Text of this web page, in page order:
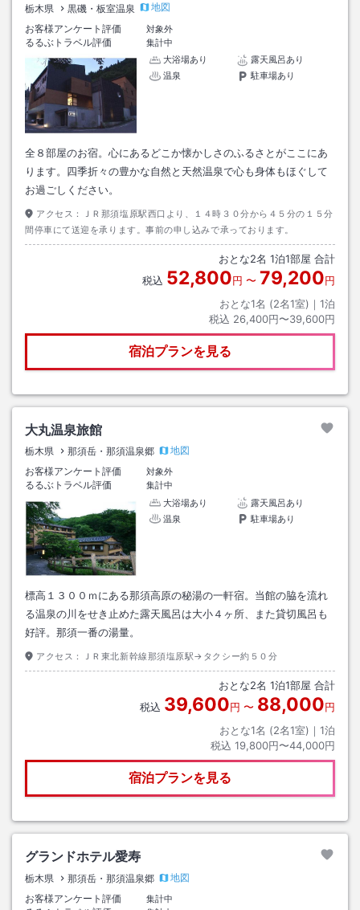
栃木県 黒磯・板室温泉
地図
お客様アンケート評価
対象外
るるぶトラベル評価
集計中
大浴場あり
露天風呂あり
温泉
駐車場あり
全８部屋のお宿。心にあるどこか懐かしさのふるさとがここにあ
ります。四季折々の豊かな自然と天然温泉で心も身体もほぐして
お過ごしください。
アクセス：
ＪＲ那須塩原駅西口より、１４時３０分から４５分の１５分
間停車にて送迎を承ります。事前の申し込みで承っております。
おとな2名 1泊1部屋 合計
税込 52,800円 〜 79,200円
おとな1名 (2名1室)｜ 1泊
税込 26,400円〜39,600円
宿泊プランを見る
大丸温泉旅館
栃木県 那須岳・那須温泉郷
地図
お客様アンケート評価
対象外
るるぶトラベル評価
集計中
大浴場あり
露天風呂あり
温泉
駐車場あり
標高１３００ｍにある那須高原の秘湯の一軒宿。当館の脇を流れ
る温泉の川をせき止めた露天風呂は大小４ヶ所、また貸切風呂も
好評。那須一番の湯量。
アクセス： ＪＲ東北新幹線那須塩原駅→タクシー約５０分
おとな2名 1泊1部屋 合計
税込 39,600円 〜 88,000円
おとな1名 (2名1室)｜ 1泊
税込 19,800円〜44,000円
宿泊プランを見る
グランドホテル愛寿
栃木県 那須岳・那須温泉郷
地図
お客様アンケート評価
集計中